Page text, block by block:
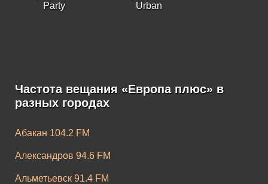
Party Urban
Европа Плюс K-
Pop
Частота вещания «Европа плюс» в
разных городах
Абакан 104.2 FM
Александров 94.6 FM
Альметьевск 91.4 FM